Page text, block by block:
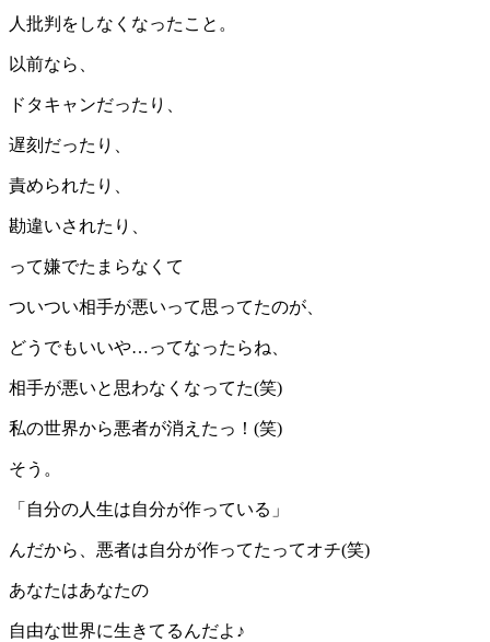
人批判をしなくなったこと。
以前なら、
ドタキャンだったり、
遅刻だったり、
責められたり、
勘違いされたり、
って嫌でたまらなくて
ついつい相手が悪いって思ってたのが、
どうでもいいや…ってなったらね、
相手が悪いと思わなくなってた(笑)
私の世界から悪者が消えたっ！(笑)
そう。
「自分の人生は自分が作っている」
んだから、悪者は自分が作ってたってオチ(笑)
あなたはあなたの
自由な世界に生きてるんだよ♪